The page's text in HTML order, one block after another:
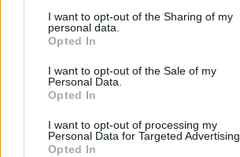
I want to opt-out of the Sharing of my
personal data.
Opted In
I want to opt-out of the Sale of my
Personal Data.
Opted In
I want to opt-out of processing my
Personal Data for Targeted Advertising.
Opted In
Καλώς ήρθατε σε ένα πάρκο
του Ηρακλείου!
Μη ξαναπεί κανείς ότι δεν έχουμε ακόμα
ανακύκλωση στο Ηράκλειο! Ορίστε, οι κάδοι